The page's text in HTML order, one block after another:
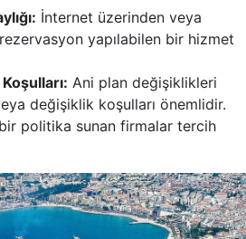
İnternet üzerinden veya
yapılabilen bir hizmet
Ani plan değişiklikleri
değişiklik koşulları önemlidir.
politika sunan firmalar tercih